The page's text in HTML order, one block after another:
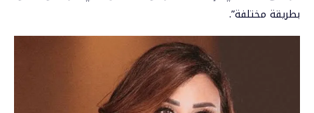
بطريقة مختلفة”.